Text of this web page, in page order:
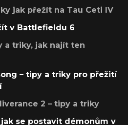
jak přežít na Tau Ceti IV
v Battlefieldu 6
a triky, jak najít ten
– tipy a triky pro přežití
2 – tipy a triky
se postavit démonům v